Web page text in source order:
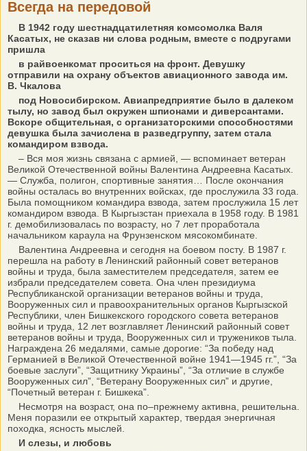
Всегда на передовой
В 1942 году шестнадцатилетняя комсомолка Валя
Касатых, не сказав ни слова родным, вместе с подругами
пришла
в райвоенкомат проситься на фронт. Девушку
отправили на охрану объектов авиационного завода им.
В. Чкалова
под Новосибирском. Авиапредприятие было в далеком
тылу, но завод был окружен шпионами и диверсантами.
Вскоре общительная, с организаторскими способностями
девушка была зачислена в разведгруппу, затем стала
командиром взвода.
– Вся моя жизнь связана с армией, — вспоминает ветеран
Великой Отечественной войны Валентина Андреевна Касатых.
— Служба, полигон, спортивные занятия… После окончания
войны осталась во внутренних войсках, где прослужила 33 года.
Была помощником командира взвода, затем прослужила 15 лет
командиром взвода. В Кыргызстан приехала в 1958 году. В 1981
г. демобилизовалась по возрасту, но 7 лет проработала
начальником караула на Фрунзенском мясокомбинате.
Валентина Андреевна и сегодня на боевом посту. В 1987 г.
перешла на работу в Ленинский районный совет ветеранов
войны и труда, была заместителем председателя, затем ее
избрали председателем совета. Она член президиума
Республиканской организации ветеранов войны и труда,
Вооруженных сил и правоохранительных органов Кыргызской
Республики, член Бишкекского городского совета ветеранов
войны и труда, 12 лет возглавляет Ленинский районный совет
ветеранов войны и труда, Вооруженных сил и тружеников тыла.
Награждена 26 медалями, самые дорогие: “За победу над
Германией в Великой Отечественной войне 1941—1945 гг.”, “За
боевые заслуги”, “Защитнику Украины”, “За отличие в службе
Вооруженных сил”, “Ветерану Вооруженных сил” и другие,
“Почетный ветеран г. Бишкека”.
Несмотря на возраст, она по–прежнему активна, решительна.
Меня поразили ее открытый характер, твердая энергичная
походка, ясность мыслей.
И слезы, и любовь